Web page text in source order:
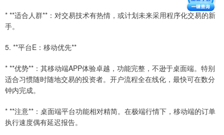
* **适合人群**：对交易技术有热情，或计划未来采用程序化交易的新
手。
5. **平台E：移动优先**
* **优势**：其移动端APP体验卓越，功能完整，不逊于桌面端。特别
适合习惯随时随地交易的投资者。开户流程全在线化，最快可在数分
钟内完成。
* **注意**：桌面端平台功能相对精简。在极端行情下，移动端的订单
执行速度偶有延迟报告。